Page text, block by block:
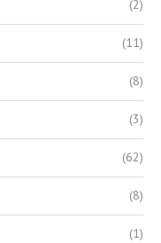
(2)
(11)
(8)
(3)
(62)
(8)
(1)